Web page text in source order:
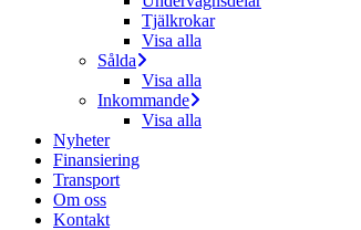
Tjälkrokar
Visa alla
Sålda
Visa alla
Inkommande
Visa alla
Nyheter
Finansiering
Transport
Om oss
Kontakt